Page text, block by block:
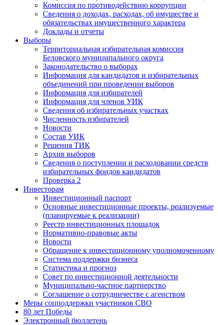
Комиссия по противодействию коррупции
Сведения о доходах, расходах, об имуществе и
обязательствах имущественного характера
Доклады и отчеты
Выборы
Территориальная избирательная комиссия
Беловского муниципального округа
Законодательство о выборах
Информация для кандидатов и избирательных
объединений при проведении выборов
Информация для избирателей
Информация для членов УИК
Сведения об избирательных участках
Численность избирателей
Новости
Состав УИК
Решения ТИК
Архив выборов
Сведения о поступлении и расходовании средств
избирательных фондов кандидатов
Проверка 2
Инвесторам
Инвестиционный паспорт
Основные инвестиционные проекты, реализуемые
(планируемые к реализации)
Реестр инвестиционных площадок
Нормативно-правовые акты
Новости
Обращение к инвестиционному уполномоченному
Система поддержки бизнеса
Статистика и прогноз
Совет по инвестиционной деятельности
Муниципально-частное партнерство
Соглашение о сотрудничестве с агенством
Меры соцподдержки участников СВО
80 лет Победы
Электронный бюллетень